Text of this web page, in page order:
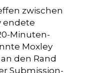
zwischen
endete
Minuten-
Moxley
den Rand
Submission-